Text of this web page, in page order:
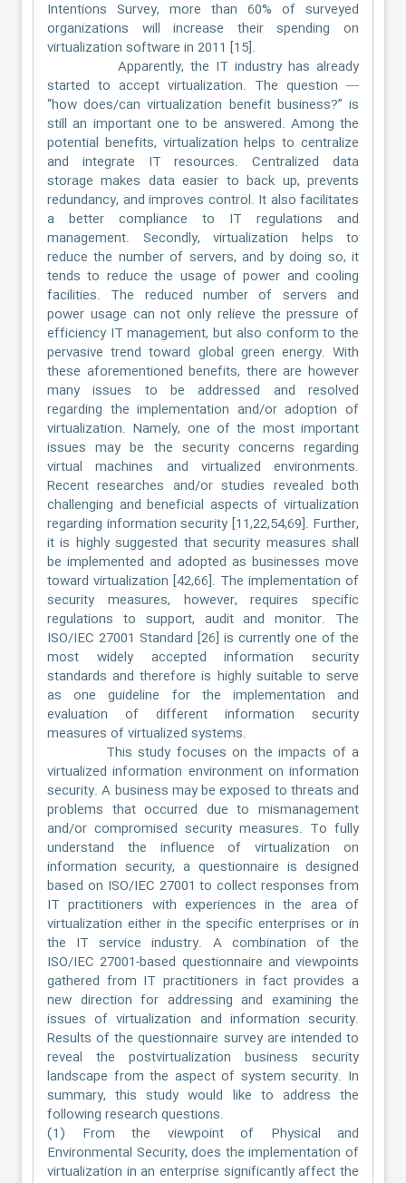
Intentions Survey, more than 60% of surveyed
organizations will increase their spending on
virtualization software in 2011 [15].
Apparently, the IT industry has already
started to accept virtualization. The question —
“how does/can virtualization benefit business?” is
still an important one to be answered. Among the
potential benefits, virtualization helps to centralize
and integrate IT resources. Centralized data
storage makes data easier to back up, prevents
redundancy, and improves control. It also facilitates
a better compliance to IT regulations and
management. Secondly, virtualization helps to
reduce the number of servers, and by doing so, it
tends to reduce the usage of power and cooling
facilities. The reduced number of servers and
power usage can not only relieve the pressure of
efficiency IT management, but also conform to the
pervasive trend toward global green energy. With
these aforementioned benefits, there are however
many issues to be addressed and resolved
regarding the implementation and/or adoption of
virtualization. Namely, one of the most important
issues may be the security concerns regarding
virtual machines and virtualized environments.
Recent researches and/or studies revealed both
challenging and beneficial aspects of virtualization
regarding information security [11,22,54,69]. Further,
it is highly suggested that security measures shall
be implemented and adopted as businesses move
toward virtualization [42,66]. The implementation of
security measures, however, requires specific
regulations to support, audit and monitor. The
ISO/IEC 27001 Standard [26] is currently one of the
most widely accepted information security
standards and therefore is highly suitable to serve
as one guideline for the implementation and
evaluation of different information security
measures of virtualized systems.
This study focuses on the impacts of a
virtualized information environment on information
security. A business may be exposed to threats and
problems that occurred due to mismanagement
and/or compromised security measures. To fully
understand the influence of virtualization on
information security, a questionnaire is designed
based on ISO/IEC 27001 to collect responses from
IT practitioners with experiences in the area of
virtualization either in the specific enterprises or in
the IT service industry. A combination of the
ISO/IEC 27001-based questionnaire and viewpoints
gathered from IT practitioners in fact provides a
new direction for addressing and examining the
issues of virtualization and information security.
Results of the questionnaire survey are intended to
reveal the postvirtualization business security
landscape from the aspect of system security. In
summary, this study would like to address the
following research questions.
(1) From the viewpoint of Physical and
Environmental Security, does the implementation of
virtualization in an enterprise significantly affect the